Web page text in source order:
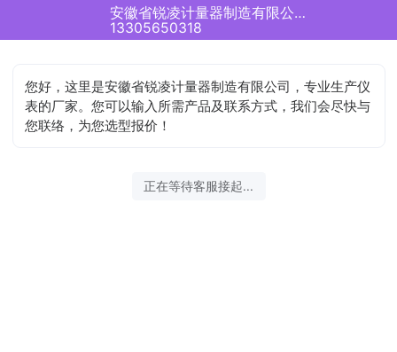
安徽省锐凌计量器制造有限公司正在为您服务
13305650318
您好，这里是安徽省锐凌计量器制造有限公司，专业生产仪
表的厂家。您可以输入所需产品及联系方式，我们会尽快与
您联络，为您选型报价！
正在等待客服接起...